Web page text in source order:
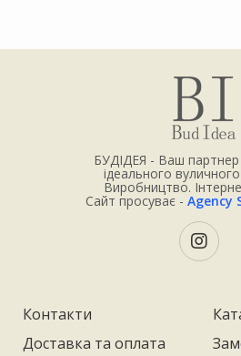
БУДІДЕЯ - Ваш партнер
ідеального
Виробництво.
Сайт просуває - Agency
Контакти
Доставка та оплата